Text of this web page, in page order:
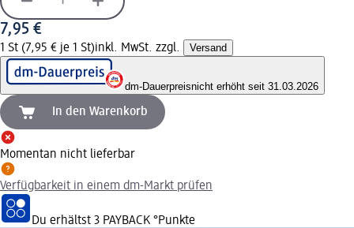
7,95 €
1 St (7,95 € je 1 St)inkl. MwSt. zzgl. Versand
dm-Dauerpreisnicht erhöht seit 31.03.2026
In den Warenkorb
Momentan nicht lieferbar
Verfügbarkeit in einem dm-Markt prüfen
Du erhältst 3 PAYBACK °Punkte